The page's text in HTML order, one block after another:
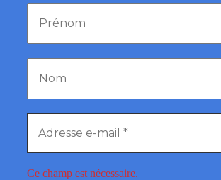
Ce champ est nécessaire.